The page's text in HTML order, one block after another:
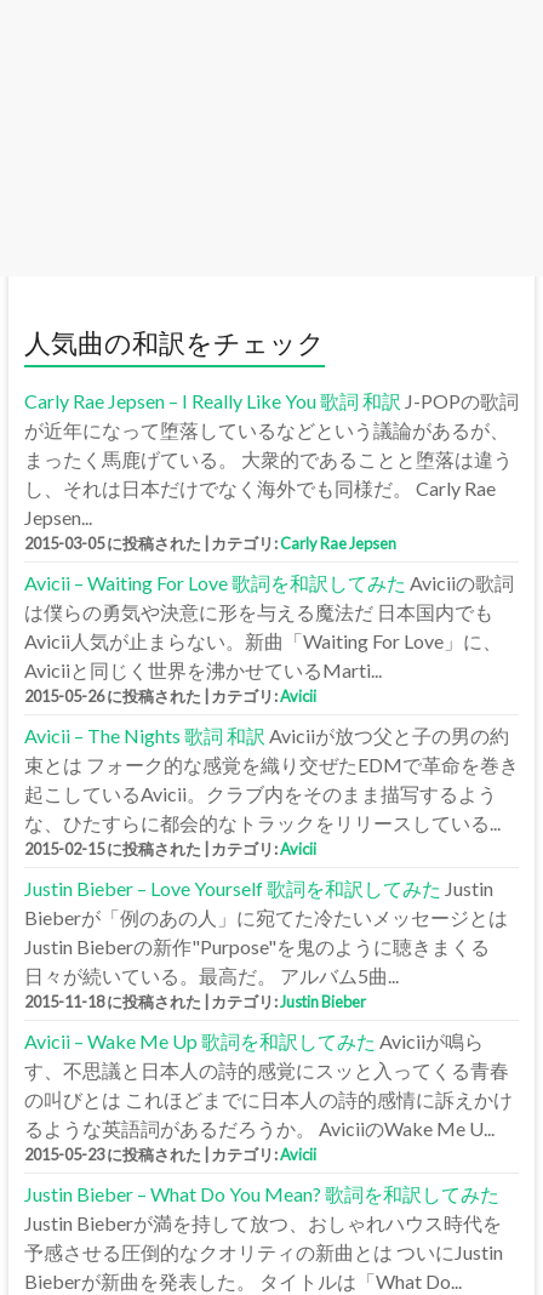
人気曲の和訳をチェック
Carly Rae Jepsen – I Really Like You 歌詞 和訳 J-POPの歌詞
が近年になって堕落しているなどという議論があるが、
まったく馬鹿げている。 大衆的であることと堕落は違う
し、それは日本だけでなく海外でも同様だ。 Carly Rae
Jepsen...
2015-03-05 に投稿された カテゴリ:Carly Rae Jepsen
Avicii – Waiting For Love 歌詞を和訳してみた Aviciiの歌詞
は僕らの勇気や決意に形を与える魔法だ 日本国内でも
Avicii人気が止まらない。新曲「Waiting For Love」に、
Aviciiと同じく世界を沸かせているMarti...
2015-05-26 に投稿された カテゴリ:Avicii
Avicii – The Nights 歌詞 和訳 Aviciiが放つ父と子の男の約
束とは フォーク的な感覚を織り交ぜたEDMで革命を巻き
起こしているAvicii。クラブ内をそのまま描写するよう
な、ひたすらに都会的なトラックをリリースしている...
2015-02-15 に投稿された カテゴリ:Avicii
Justin Bieber – Love Yourself 歌詞を和訳してみた Justin
Bieberが「例のあの人」に宛てた冷たいメッセージとは
Justin Bieberの新作"Purpose"を鬼のように聴きまくる
日々が続いている。最高だ。 アルバム5曲...
2015-11-18 に投稿された カテゴリ:Justin Bieber
Avicii – Wake Me Up 歌詞を和訳してみた Aviciiが鳴ら
す、不思議と日本人の詩的感覚にスッと入ってくる青春
の叫びとは これほどまでに日本人の詩的感情に訴えかけ
るような英語詞があるだろうか。 AviciiのWake Me U...
2015-05-23 に投稿された カテゴリ:Avicii
Justin Bieber – What Do You Mean? 歌詞を和訳してみた
Justin Bieberが満を持して放つ、おしゃれハウス時代を
予感させる圧倒的なクオリティの新曲とは ついにJustin
Bieberが新曲を発表した。 タイトルは「What Do...